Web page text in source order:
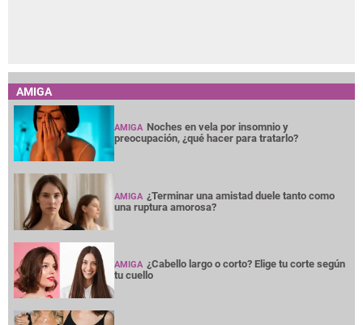
AMIGA
AMIGA Noches en vela por insomnio y
preocupación, ¿qué hacer para tratarlo?
AMIGA ¿Terminar una amistad duele tanto como
una ruptura amorosa?
AMIGA ¿Cabello largo o corto? Elige tu corte según
tu cuello